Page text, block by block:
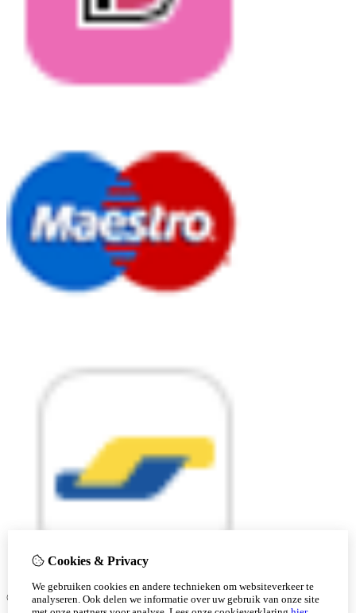
© Copyright 2026 |
Cookies & Privacy
We gebruiken cookies en andere technieken om websiteverkeer te
analyseren. Ook delen we informatie over uw gebruik van onze site